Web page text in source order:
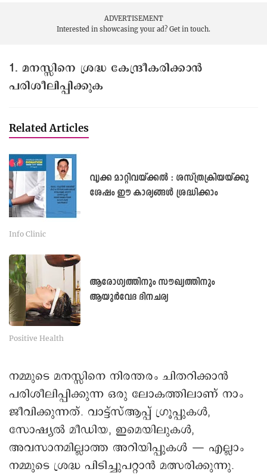
ADVERTISEMENT
Interested in showcasing your ad? Get in touch.
1. മനസ്സിനെ ശ്രദ്ധ കേന്ദ്രീകരിക്കാൻ
പരിശീലിപ്പിക്കുക
Related Articles
വൃക്ക മാറ്റിവയ്ക്കൽ : ശസ്ത്രക്രിയയ്ക്കു
ശേഷം ഈ കാര്യങ്ങൾ ശ്രദ്ധിക്കാം
Info Clinic
ആരോഗ്യത്തിനും സൗഖ്യത്തിനും
ആയുർവേദ ദിനചര്യ
Positive Health
നമ്മുടെ മനസ്സിനെ നിരന്തരം ചിതറിക്കാൻ
പരിശീലിപ്പിക്കുന്ന ഒരു ലോകത്തിലാണ് നാം
ജീവിക്കുന്നത്. വാട്ട്‌സ്ആപ്പ് ഗ്രൂപ്പുകൾ,
സോഷ്യൽ മീഡിയ, ഇമെയിലുകൾ,
അവസാനമില്ലാത്ത അറിയിപ്പുകൾ — എല്ലാം
നമ്മുടെ ശ്രദ്ധ പിടിച്ചുപറ്റാൻ മത്സരിക്കുന്നു.